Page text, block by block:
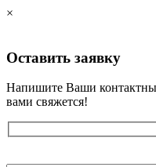
×
Оставить заявку
Напишите Ваши
вами свяжется!